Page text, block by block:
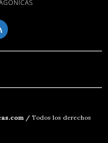
/ Todos los derechos